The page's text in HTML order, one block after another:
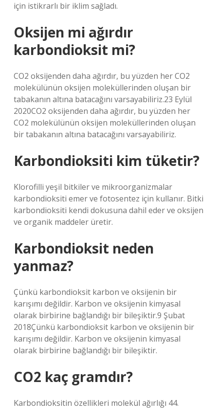
için istikrarlı bir iklim sağladı.
Oksijen mi ağırdır
karbondioksit mi?
CO2 oksijenden daha ağırdır, bu yüzden her CO2
molekülünün oksijen moleküllerinden oluşan bir
tabakanın altına batacağını varsayabiliriz.23 Eylül
2020CO2 oksijenden daha ağırdır, bu yüzden her
CO2 molekülünün oksijen moleküllerinden oluşan
bir tabakanın altına batacağını varsayabiliriz.
Karbondioksiti kim tüketir?
Klorofilli yeşil bitkiler ve mikroorganizmalar
karbondioksiti emer ve fotosentez için kullanır. Bitki
karbondioksiti kendi dokusuna dahil eder ve oksijen
ve organik maddeler üretir.
Karbondioksit neden
yanmaz?
Çünkü karbondioksit karbon ve oksijenin bir
karışımı değildir. Karbon ve oksijenin kimyasal
olarak birbirine bağlandığı bir bileşiktir.9 Şubat
2018Çünkü karbondioksit karbon ve oksijenin bir
karışımı değildir. Karbon ve oksijenin kimyasal
olarak birbirine bağlandığı bir bileşiktir.
CO2 kaç gramdır?
Karbondioksitin özellikleri molekül ağırlığı 44.